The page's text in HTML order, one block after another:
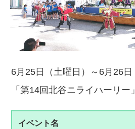
6月25日（土曜日）～6月26
「第14回北谷ニライハーリー
イベント名